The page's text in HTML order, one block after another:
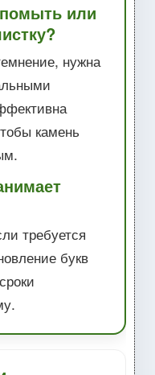
или
нужна
камень
требуется
букв